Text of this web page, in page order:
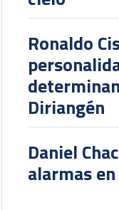
Ronaldo
Diriangén
Daniel
alarmas